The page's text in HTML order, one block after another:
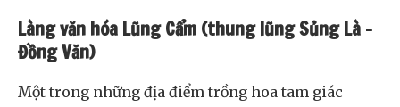
Làng văn hóa Lũng Cẩm (thung lũng Sủng Là –
Đồng Văn)
Một trong những địa điểm trồng hoa tam giác